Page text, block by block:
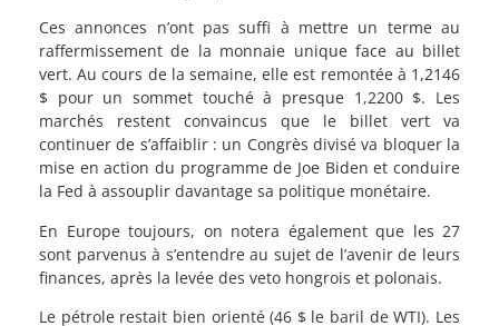
Ces annonces n’ont pas suffi à mettre un terme au
raffermissement de la monnaie unique face au billet
vert. Au cours de la semaine, elle est remontée à 1,2146
$ pour un sommet touché à presque 1,2200 $. Les
marchés restent convaincus que le billet vert va
continuer de s’affaiblir : un Congrès divisé va bloquer la
mise en action du programme de Joe Biden et conduire
la Fed à assouplir davantage sa politique monétaire.
En Europe toujours, on notera également que les 27
sont parvenus à s’entendre au sujet de l’avenir de leurs
finances, après la levée des veto hongrois et polonais.
Le pétrole restait bien orienté (46 $ le baril de WTI). Les